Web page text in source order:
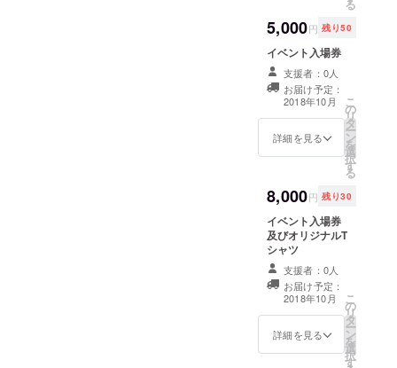
る
5,000円 残り50
イベント入場券
支援者：0人
お届け予定：
2018年10月
詳細を見る
こ
の
リ
タ
ー
ン
を
選
択
す
る
8,000円 残り30
イベント入場券
及びオリジナルT
シャツ
支援者：0人
お届け予定：
2018年10月
詳細を見る
こ
の
リ
タ
ー
ン
を
選
択
す